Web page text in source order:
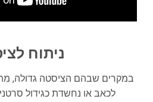
ניתוח
במקרים שבהם הציסטה גדולה,
לכאב או נחשדת כגידול